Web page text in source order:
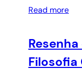
Read more
Filosofia